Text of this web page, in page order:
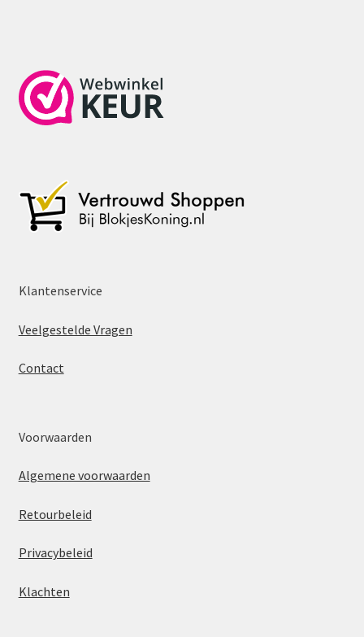
Klantenservice
Veelgestelde Vragen
Contact
Voorwaarden
Algemene voorwaarden
Retourbeleid
Privacybeleid
Klachten